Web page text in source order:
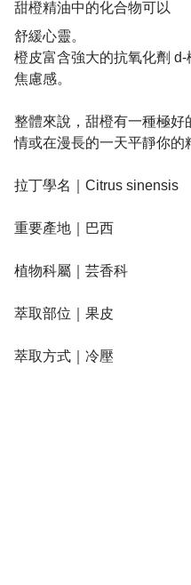
甜橙精油中的化合物可以
舒緩心靈。
橙皮富含強大的抗氧化劑
焦慮感。
整體來說，甜橙有一種極
情或在漫長的一天平靜你的
拉丁學名｜Citrus sinensis
重要產地｜巴西
植物科屬｜芸香科
萃取部位｜果皮
萃取方式｜冷壓